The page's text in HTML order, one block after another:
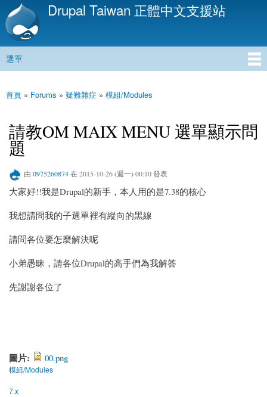
移
內
Drupal Taiwan 正體中文支援站
主選單
選單
您在這裡
首頁 » Forums » 疑難雜症 » 模組/Modules
請教OM MAIX MENU 選單顯示問
題
由 0975260874在 2015-10-26 (週一) 00:10 發表
大家好!!我是Drupal的新手，本人用的是7.38的核心
我想請問我的子選單裡有縱向的黑線
請問各位要怎麼解決呢
小弟愚昧，請各位Drupal的高手們為我解答
先謝謝各位了
圖片: 00.png
模組/Modules
7.x